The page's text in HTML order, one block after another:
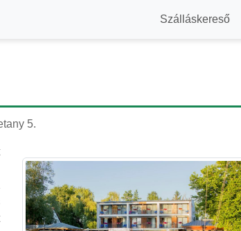
Szálláskereső
5.